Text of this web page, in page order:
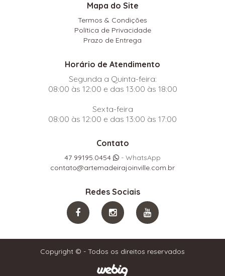
Mapa do Site
Termos & Condições
Política de Privacidade
Prazo de Entrega
Horário de Atendimento
Segunda a Quinta-feira:
08:00 às 12:00 e das 13:00 às 18:00
Sexta-feira
08:00 às 12:00 e das 13:00 às 17:00
Contato
47 99195.0454
- WhatsApp
contato@artemadeirajoinville.com.br
Redes Sociais
Copyright © - Todos os direitos reservados